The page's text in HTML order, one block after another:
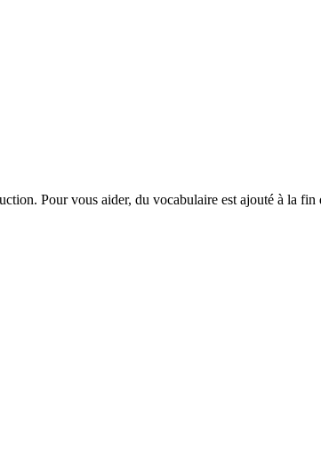
Pour vous aider, du vocabulaire est ajouté à la